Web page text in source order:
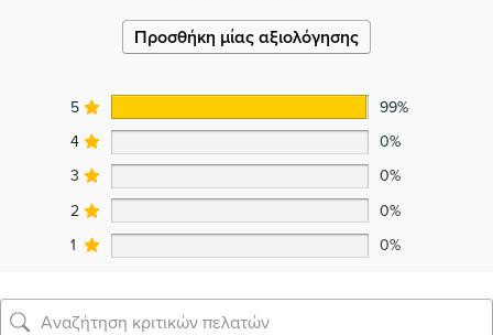
Προσθήκη μίας αξιολόγησης
5
99%
4
0%
3
0%
2
0%
1
0%